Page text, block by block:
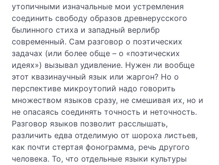
утопичными изначальные мои устремления
соединить свободу образов древнерусского
былинного стиха и западный верлибр
современный. Сам разговор о поэтических
задачах (или более обще – о «поэтических
идеях») вызывал удивление. Нужен ли вообще
этот квазинаучный язык или жаргон? Но о
перспективе микроутопий надо говорить
множеством языков сразу, не смешивая их, но и
не опасаясь соединять точность и неточность.
Разговор языков позволит расслышать,
различить едва отделимую от шороха листьев,
как почти стертая фонограмма, речь другого
человека. То, что отдельные языки культуры